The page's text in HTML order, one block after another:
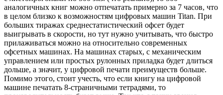
аналогичных книг можно отпечатать примерно за 7 часов, что
в целом близко к возможностям цифровых машин Titan. При
больших тиражах среднестатистический офсет будет
выигрывать в скорости, но тут нужно учитывать, что быстро
прилаживаться можно на относительно современных
офсетных машинах. На машинах старых, с механическим
управлением или простых рулонных приладка будет длиться
дольше, а значит, у цифровой печати преимуществ больше.
Помимо этого, стоит учесть, что если книгу на цифровой
машине печатать 8-страничными тетрадями, то